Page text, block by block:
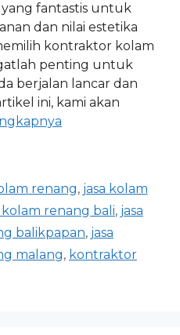
yang fantastis untuk
dan nilai estetika
kontraktor kolam
penting untuk
berjalan lancar dan
ini, kami akan
renang, jasa kolam
renang bali, jasa
balikpapan, jasa
malang, kontraktor